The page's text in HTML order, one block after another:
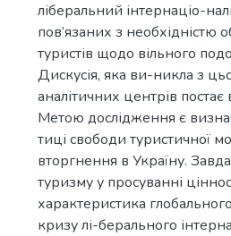
ліберальний інтернаціо-
пов’язаних з
туристів щодо вільного
Дискусія, яка ви-никла з
аналітичних центрів постає
Метою дослідження є
тиці свободи туристичної
вторгнення в Україну.
туризму у просуванні
характеристика
кризу лі-берального